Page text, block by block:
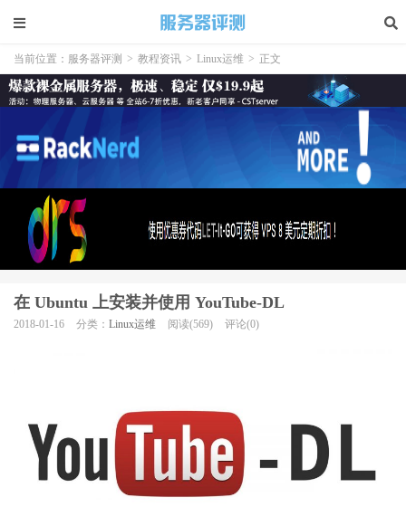
当前位置： 服务器评测 > 教程资讯 > Linux运维 > 正文
在 Ubuntu 上安装并使用 YouTube-DL
2018-01-16 分类： Linux运维 阅读(569) 评论(0)